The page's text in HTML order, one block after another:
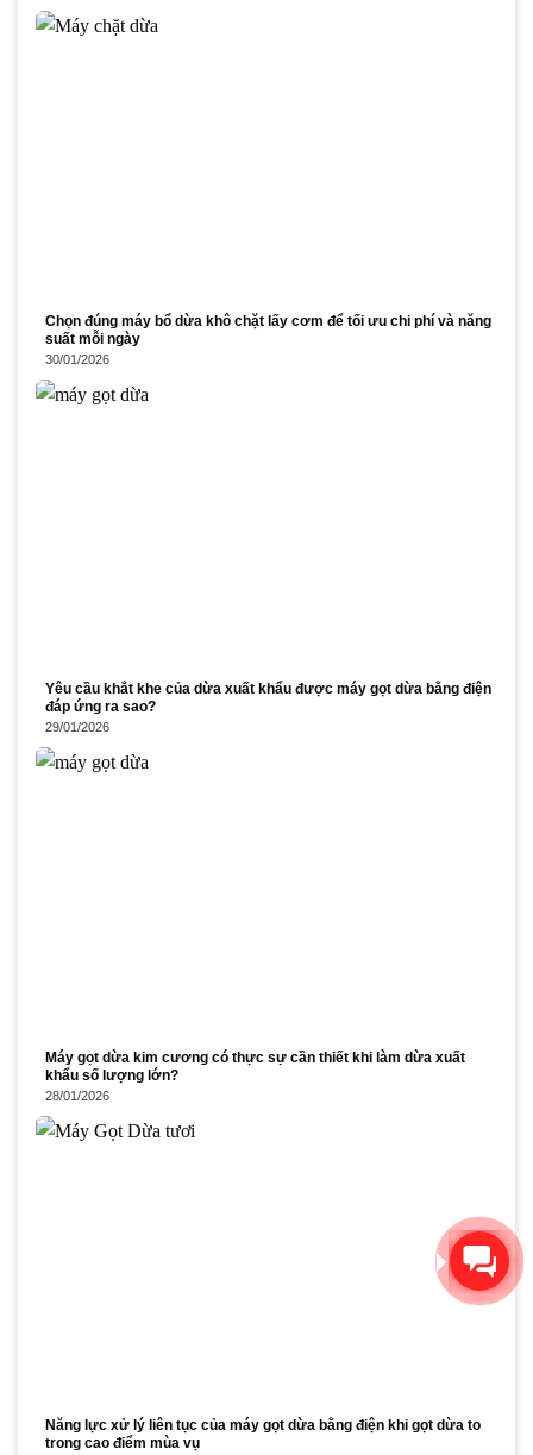
Chọn đúng máy bổ dừa khô chặt lấy cơm để tối ưu chi phí và năng
suất mỗi ngày
30/01/2026
Yêu cầu khắt khe của dừa xuất khẩu được máy gọt dừa bằng điện
đáp ứng ra sao?
29/01/2026
Máy gọt dừa kim cương có thực sự cần thiết khi làm dừa xuất
khẩu số lượng lớn?
28/01/2026
Năng lực xử lý liên tục của máy gọt dừa bằng điện khi gọt dừa to
trong cao điểm mùa vụ